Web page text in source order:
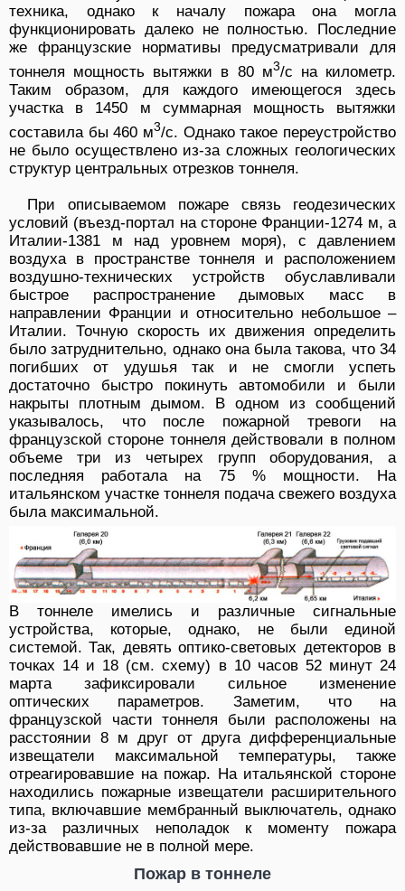
техника, однако к началу пожара она могла
функционировать далеко не полностью. Последние
же французские нормативы предусматривали для
тоннеля мощность вытяжки в 80 м3/с на километр.
Таким образом, для каждого имеющегося здесь
участка в 1450 м суммарная мощность вытяжки
составила бы 460 м3/с. Однако такое переустройство
не было осуществлено из-за сложных геологических
структур центральных отрезков тоннеля.
При описываемом пожаре связь геодезических
условий (въезд-портал на стороне Франции-1274 м, а
Италии-1381 м над уровнем моря), с давлением
воздуха в пространстве тоннеля и расположением
воздушно-технических устройств обуславливали
быстрое распространение дымовых масс в
направлении Франции и относительно небольшое –
Италии. Точную скорость их движения определить
было затруднительно, однако она была такова, что 34
погибших от удушья так и не смогли успеть
достаточно быстро покинуть автомобили и были
накрыты плотным дымом. В одном из сообщений
указывалось, что после пожарной тревоги на
французской стороне тоннеля действовали в полном
объеме три из четырех групп оборудования, а
последняя работала на 75 % мощности. На
итальянском участке тоннеля подача свежего воздуха
была максимальной.
В тоннеле имелись и различные сигнальные
устройства, которые, однако, не были единой
системой. Так, девять оптико-световых детекторов в
точках 14 и 18 (см. схему) в 10 часов 52 минут 24
марта зафиксировали сильное изменение
оптических параметров. Заметим, что на
французской части тоннеля были расположены на
расстоянии 8 м друг от друга дифференциальные
извещатели максимальной температуры, также
отреагировавшие на пожар. На итальянской стороне
находились пожарные извещатели расширительного
типа, включавшие мембранный выключатель, однако
из-за различных неполадок к моменту пожара
действовавшие не в полной мере.
Пожар в тоннеле